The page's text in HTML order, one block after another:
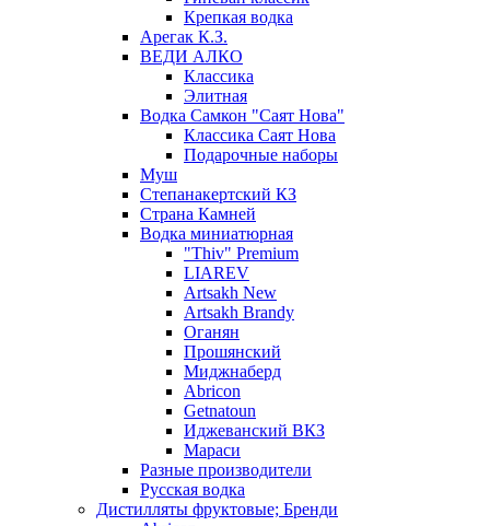
Крепкая водка
Арегак К.З.
ВЕДИ АЛКО
Классика
Элитная
Водка Самкон "Саят Нова"
Классика Саят Нова
Подарочные наборы
Муш
Степанакертский КЗ
Страна Камней
Водка миниатюрная
"Thiv" Premium
LIAREV
Artsakh New
Artsakh Brandy
Оганян
Прошянский
Миджнаберд
Abricon
Getnatoun
Иджеванский ВКЗ
Мараси
Разные производители
Русская водка
Дистилляты фруктовые; Бренди